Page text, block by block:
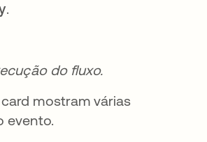
.
do fluxo.
mostram várias
evento.